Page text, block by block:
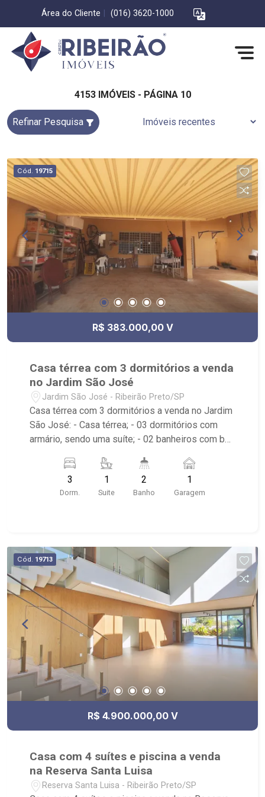
Área do Cliente (016) 3620-1000
4153 IMÓVEIS - PÁGINA 10
Refinar Pesquisa
Cód. 19715
R$ 383.000,00 V
Casa térrea com 3 dormitórios a venda
no Jardim São José
Jardim São José - Ribeirão Preto/SP
Casa térrea com 3 dormitórios a venda no Jardim
São José: - Casa térrea; - 03 dormitórios com
armário, sendo uma suíte; - 02 banheiros com box
Ventilador de teto no imóvel; - Cozinha planejada;
- Área de Serviço; - Quintal cimentado; - 01 vaga
coberta de garagem; - Localizada próximo ao
3
Dorm.
1
Suite
2
Banho
1
Garagem
Cód. 19713
R$ 4.900.000,00 V
Casa com 4 suítes e piscina a venda
na Reserva Santa Luisa
Reserva Santa Luisa - Ribeirão Preto/SP